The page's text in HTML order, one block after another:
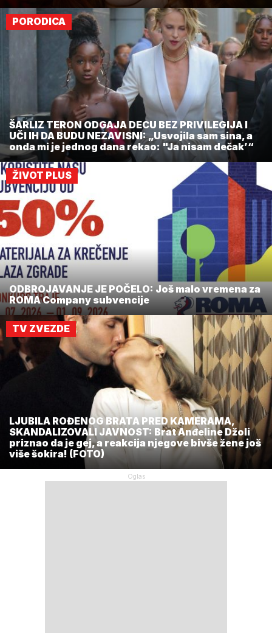
PORODICA
ŠARLIZ TERON ODGAJA DECU BEZ PRIVILEGIJA I
UČI IH DA BUDU NEZAVISNI: „Usvojila sam sina, a
onda mi je jednog dana rekao: "Ja nisam dečak’“
ŽIVOT PLUS
ODBROJAVANJE JE POČELO: Još malo vremena za
ROMA Company subvencije
TV ZVEZDE
LJUBILA ROĐENOG BRATA PRED KAMERAMA,
SKANDALIZOVALI JAVNOST: Brat Anđeline Džoli
priznao da je gej, a reakcija njegove bivše žene još
više šokira! (FOTO)